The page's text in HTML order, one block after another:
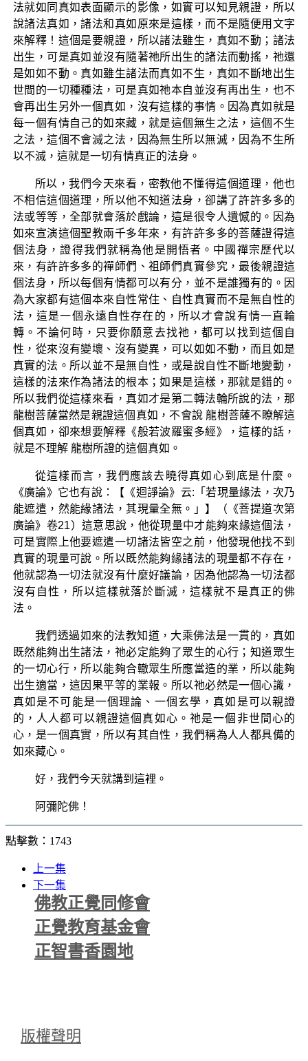
法就如同真如表面顯示的影像，如實可以知見親證，所以
說諸法真如，諸法和真如原來是這樣，而不是隨便用文字
來解釋！這個是要親證，所以諸法雖生，真如不動；諸法
出生，可是真如並沒有隨著祂所出生的諸法而動搖，祂還
是如如不動。真如雖生諸法而真如不生，真如不斷地出生
世間的一切種種法，可是真如祂本自並沒有再出生，也不
會再出生另外一個真如，沒有這樣的事情。因為真如就是
每一個有情自己的如來藏，就是這個無生之法，這個不生
之法，這個不會滅之法，因為無生所以無滅，因為不生所
以不滅，這就是一切有情真正的法身。
所以，我們今天來看，密教他不懂得這個道理，他也
不相信這個道理，所以他不知道法身，卻講了許許多多的
法或等等，全部就會落於戲論，這是很令人遺憾的。因為
如來宣演這個聖教兩千多年來，有許許多多的菩薩證得這
個法身，證得我們就稱為他是開悟者。中國禪宗歷代以
來，有許許多多的禪師們、祖師們真實參究，最後親證這
個法身，所以每個有情都可以有分，並不是誰獨有的。因
為大家都有這個本來自性常住、自性真實而不是無自性的
法，這是一個永遠自性存在的，所以才會說有情一直輪
轉。不論何時，只要你願意去找祂，都可以找到這個自
性，從來沒有變壞、沒有變異，可以如如不動，而且如是
真實的法。所以並不是無自性，或是說自性不斷地變動，
這樣的法來作為諸法的根本；如果是這樣，那就是錯的。
所以我們從這樣來看，真如才是第二轉法輪所說的法，那
龍樹菩薩當然是親證這個真如，不會說 龍樹菩薩不瞭解這
個真如，卻來想要解釋《般若波羅蜜多經》，這樣的話，
就是不理解 龍樹所證的這個真如。
從這樣而言，我們應該去曉得真如心到底是什麼。
《廣論》它也有說：【《迴諍論》云:「若現量緣法，次乃
能遮遣，然能緣諸法，其現量全無。」】（《菩提道次第
廣論》卷21）這意思說，他從現量中才能夠來緣這個法，
可是實際上他要遮遣一切諸法皆空之前，他發現他找不到
真實的現量可說。所以既然能夠緣諸法的現量都不存在，
他就認為一切法就沒有什麼好議論，因為他認為一切法都
沒有自性，所以這樣就落於斷滅，這樣就不是真正的佛
法。
我們透過如來的法教知道，大乘佛法是一貫的，真如
既然能夠出生諸法，祂必定能夠了眾生的心行；知道眾生
的一切心行，所以能夠合轍眾生所應當造的業，所以能夠
出生適當，這因果平等的業報。所以祂必然是一個心識，
真如是不可能是一個理論、一個玄學，真如是可以親證
的，人人都可以親證這個真如心。祂是一個非世間心的
心，是一個真實，所以有其自性，我們稱為人人都具備的
如來藏心。
好，我們今天就講到這裡。
阿彌陀佛！
點擊數：1743
上一集
下一集
佛教正覺同修會
正覺教育基金會
正智書香園地
版權聲明